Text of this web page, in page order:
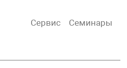
Сервис Семинары